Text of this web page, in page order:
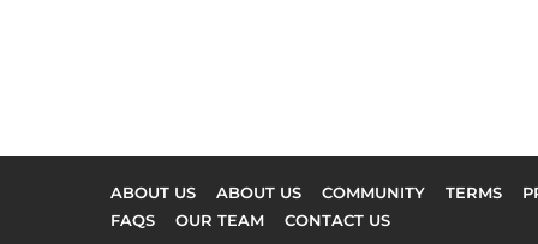
ABOUT US ABOUT US COMMUNITY TERMS
FAQS
OUR TEAM CONTACT US